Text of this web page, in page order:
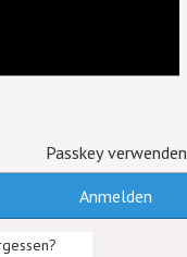
Passkey verwenden
Anmelden